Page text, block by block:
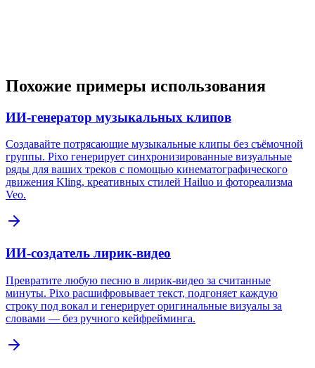
Похожие примеры использования
ИИ-генератор музыкальных клипов
Создавайте потрясающие музыкальные клипы без съёмочной
группы. Pixo генерирует синхронизированные визуальные
ряды для ваших треков с помощью кинематографического
движения Kling, креативных стилей Hailuo и фотореализма
Veo.
ИИ-создатель лирик-видео
Превратите любую песню в лирик-видео за считанные
минуты. Pixo расшифровывает текст, подгоняет каждую
строку под вокал и генерирует оригинальные визуалы за
словами — без ручного кейфрейминга.